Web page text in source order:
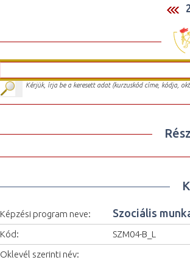
Kérjük, írja be a keresett adat (kurzuskód címe, kódja,
Képzési program neve: Szociális
Kód:
SZM04-B_L
Oklevél szerinti név: